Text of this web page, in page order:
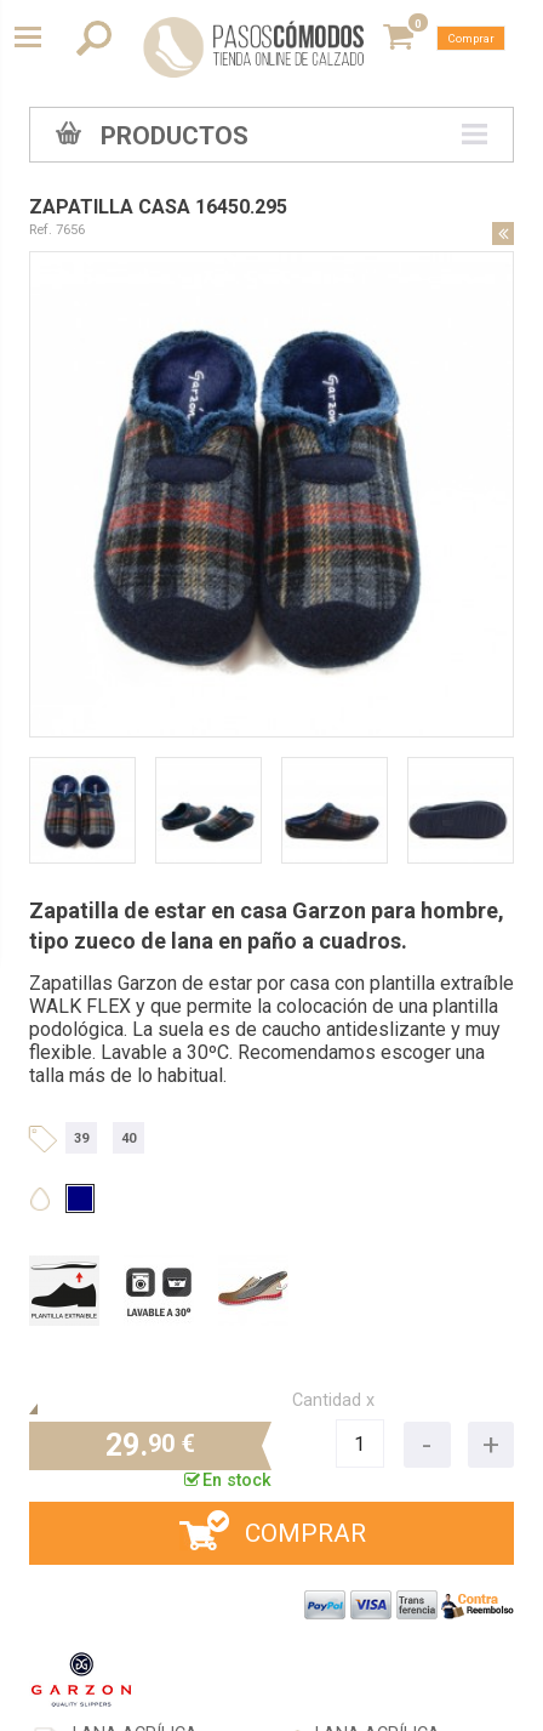
0
Comprar
PRODUCTOS
ZAPATILLA CASA 16450.295
Ref. 7656
Zapatilla de estar en casa Garzon para hombre,
tipo zueco de lana en paño a cuadros.
Zapatillas Garzon de estar por casa con plantilla extraíble
WALK FLEX y que permite la colocación de una plantilla
podológica. La suela es de caucho antideslizante y muy
flexible. Lavable a 30ºC. Recomendamos escoger una
talla más de lo habitual.
39 40
29.90 €
En stock
Cantidad x
COMPRAR